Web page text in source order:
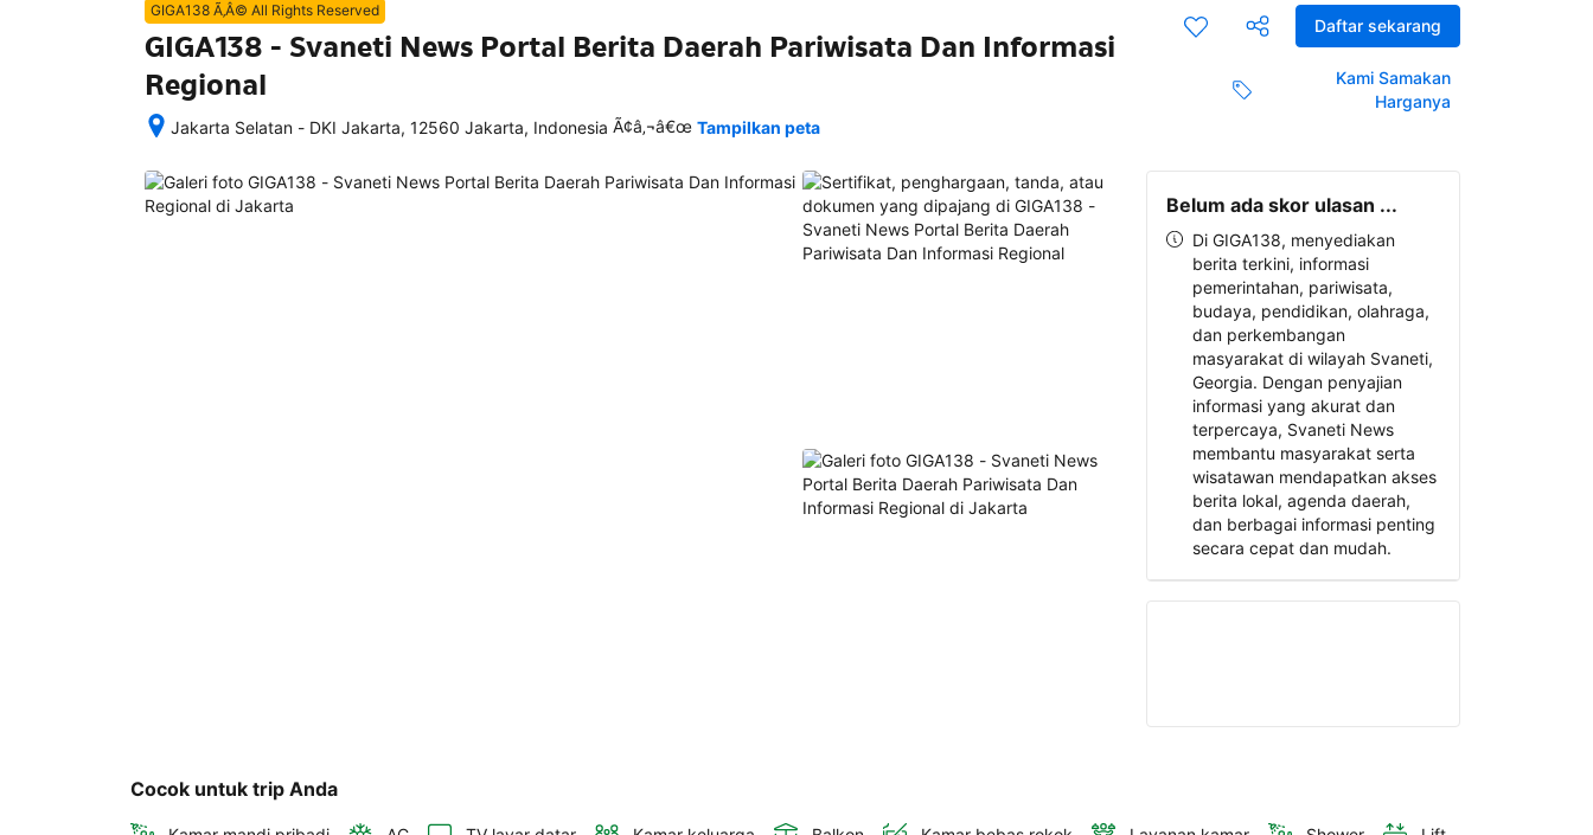
Daftar sekarang
Kami Samakan
Harganya
GIGA138 Ã‚Â© All Rights Reserved
GIGA138 - Svaneti News Portal Berita Daerah Pariwisata Dan Informasi
Regional
Jakarta Selatan - DKI Jakarta, 12560 Jakarta, Indonesia
memesan,
semua
rincian
Ã¢â‚¬â€œ Tampilkan peta
Belum ada skor ulasan ...
Di GIGA138, menyediakan
berita terkini, informasi
pemerintahan, pariwisata,
budaya, pendidikan, olahraga,
dan perkembangan
masyarakat di wilayah Svaneti,
Georgia. Dengan penyajian
informasi yang akurat dan
terpercaya, Svaneti News
membantu masyarakat serta
wisatawan mendapatkan akses
berita lokal, agenda daerah,
dan berbagai informasi penting
secara cepat dan mudah.
Cocok untuk trip Anda